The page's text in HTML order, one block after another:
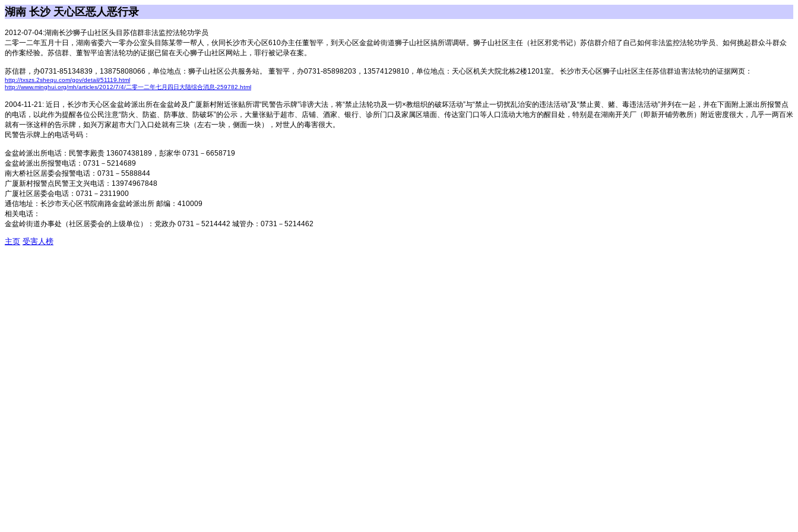
湖南 长沙 天心区恶人恶行录
2012-07-04:湖南长沙狮子山社区头目苏信群非法监控法轮功学员
二零一二年五月十日，湖南省委六一零办公室头目陈某带一帮人，伙同长沙市天心区610办主任董智平，到天心区金盆岭街道狮子山社区搞所谓调研。狮子山社区主任（社区邪党书记）苏信群介绍了自己如何非法监控法轮功学员、如何挑起群众斗群众
的作案经验。苏信群、董智平迫害法轮功的证据已留在天心狮子山社区网站上，罪行被记录在案。
苏信群，办0731-85134839，13875808066，单位地点：狮子山社区公共服务站。 董智平，办0731-85898203，13574129810，单位地点：天心区机关大院北栋2楼1201室。 长沙市天心区狮子山社区主任苏信群迫害法轮功的证据网页：
http://txszs.2shequ.com/gov/detail/51119.html
http://www.minghui.org/mh/articles/2012/7/4/二零一二年七月四日大陆综合消息-259782.html
2004-11-21: 近日，长沙市天心区金盆岭派出所在金盆岭及广厦新村附近张贴所谓“民警告示牌”诽谤大法，将“禁止法轮功及一切×教组织的破坏活动”与“禁止一切扰乱治安的违法活动”及“禁止黄、赌、毒违法活动”并列在一起，并在下面附上派出所报警点
的电话，以此作为提醒各位公民注意“防火、防盗、防事故、防破坏”的公示，大量张贴于超市、店铺、酒家、银行、诊所门口及家属区墙面、传达室门口等人口流动大地方的醒目处，特别是在湖南开关厂（即新开铺劳教所）附近密度很大，几乎一两百米
就有一张这样的告示牌，如兴万家超市大门入口处就有三块（左右一块，侧面一块），对世人的毒害很大。
民警告示牌上的电话号码：
金盆岭派出所电话：民警李殿贵 13607438189，彭家华 0731－6658719
金盆岭派出所报警电话：0731－5214689
南大桥社区居委会报警电话：0731－5588844
广厦新村报警点民警王文兴电话：13974967848
广厦社区居委会电话：0731－2311900
通信地址：长沙市天心区书院南路金盆岭派出所 邮编：410009
相关电话：
金盆岭街道办事处（社区居委会的上级单位）：党政办 0731－5214442 城管办：0731－5214462
主页 受害人榜